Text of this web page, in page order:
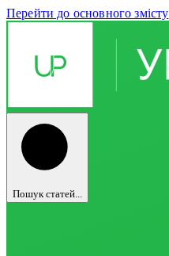
Перейти до основного змісту
Пошук статей...